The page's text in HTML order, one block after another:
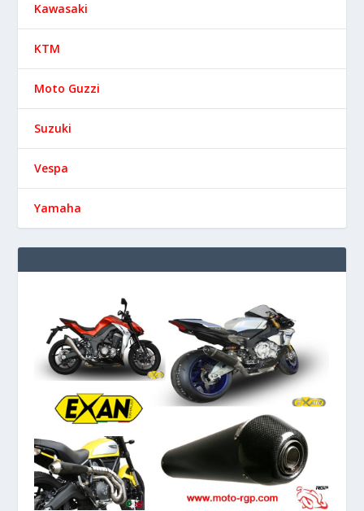
Kawasaki
KTM
Moto Guzzi
Suzuki
Vespa
Yamaha